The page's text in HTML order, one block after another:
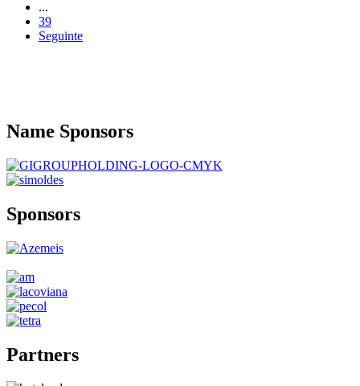
...
39
Seguinte
Name Sponsors
Sponsors
Partners